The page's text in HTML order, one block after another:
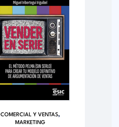
COMERCIAL Y VENTAS,
MARKETING